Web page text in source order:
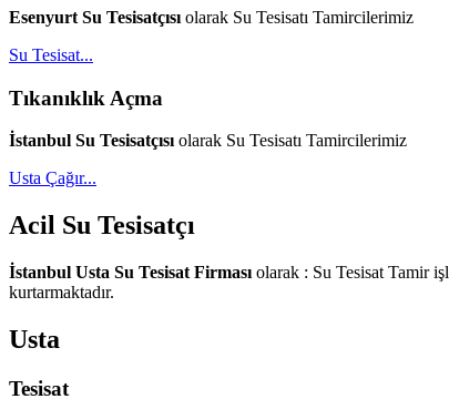
Esenyurt Su Tesisatçısı olarak Su Tesisatı Tamircilerimiz
Su Tesisat...
Tıkanıklık Açma
İstanbul Su Tesisatçısı olarak Su Tesisatı Tamircilerimiz
Usta Çağır...
Acil Su Tesisatçı
İstanbul Usta Su Tesisat Firması olarak : Su Tesisat Tamir
kurtarmaktadır.
Usta
Tesisat